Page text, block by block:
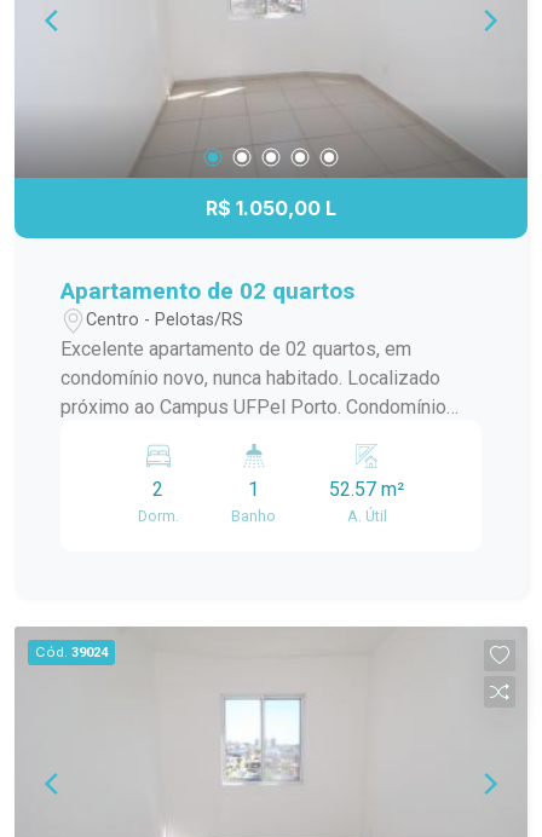
R$ 1.050,00 L
Apartamento de 02 quartos
Centro - Pelotas/RS
Excelente apartamento de 02 quartos, em
condomínio novo, nunca habitado. Localizado
próximo ao Campus UFPel Porto. Condomínio
câmeras, bombas d`agua, portaria e elevador.
OBS.: Vaga de garagem opcional com valor
adicional de R$250,00.
2
Dorm.
1
Banho
52.57 m²
A. Útil
Cód. 39024